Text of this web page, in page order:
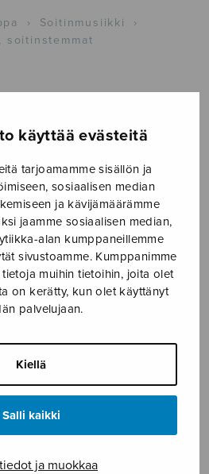
käyttää evästeitä
tarjoamamme sisällön ja
sosiaalisen median
ja kävijämäärämme
jaamme sosiaalisen median,
alan kumppaneillemme
sivustoamme. Kumppanimme
muihin tietoihin, joita olet
on kerätty, kun olet käyttänyt
palvelujaan.
Kiellä
Salli kaikki
ja muokkaa
› Soitinmusiikki
›
soitinstemmat